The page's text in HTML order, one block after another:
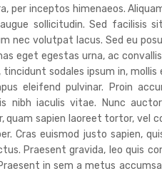
inceptos himenaeos.
sollicitudin. Sed facilisis
nec volutpat lacus. Sed eu
eget egestas urna, ac
sodales ipsum in, mollis
eleifend pulvinar. Proin
nibh iaculis vitae. Nunc
sapien laoreet tortor, vel
Cras euismod justo sapien,
Praesent gravida, leo quis
in sem a metus